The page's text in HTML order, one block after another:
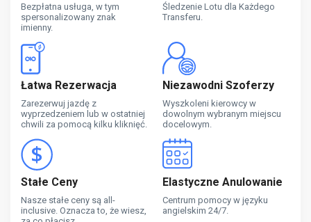
Bezpłatna usługa, w tym
spersonalizowany znak
imienny.
Śledzenie Lotu dla Każdego
Transferu.
Łatwa Rezerwacja
Zarezerwuj jazdę z
wyprzedzeniem lub w ostatniej
chwili za pomocą kilku kliknięć.
Niezawodni Szoferzy
Wyszkoleni kierowcy w
dowolnym wybranym miejscu
docelowym.
Stałe Ceny
Nasze stałe ceny są all-
inclusive. Oznacza to, że wiesz,
Elastyczne Anulowanie
Centrum pomocy w języku
angielskim 24/7.